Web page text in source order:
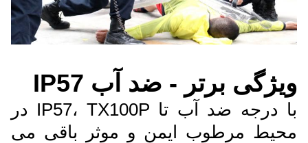
ویژگی برتر - ضد آب IP57
با درجه ضد آب تا IP57، TX100P در
محیط مرطوب ایمن و موثر باقی می